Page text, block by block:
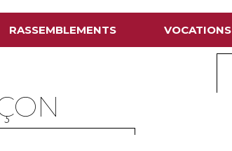
RASSEMBLEMENTS VOCATIONS